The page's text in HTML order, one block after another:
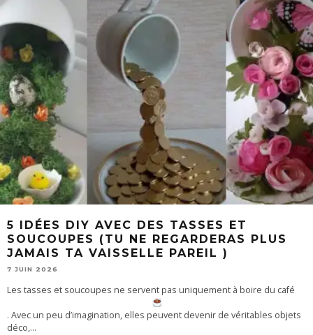
5 IDÉES DIY AVEC DES TASSES ET
SOUCOUPES (TU NE REGARDERAS PLUS
JAMAIS TA VAISSELLE PAREIL )
7 JUIN 2026
Les tasses et soucoupes ne servent pas uniquement à boire du café
. Avec un peu d’imagination, elles peuvent devenir de véritables objets
déco,...